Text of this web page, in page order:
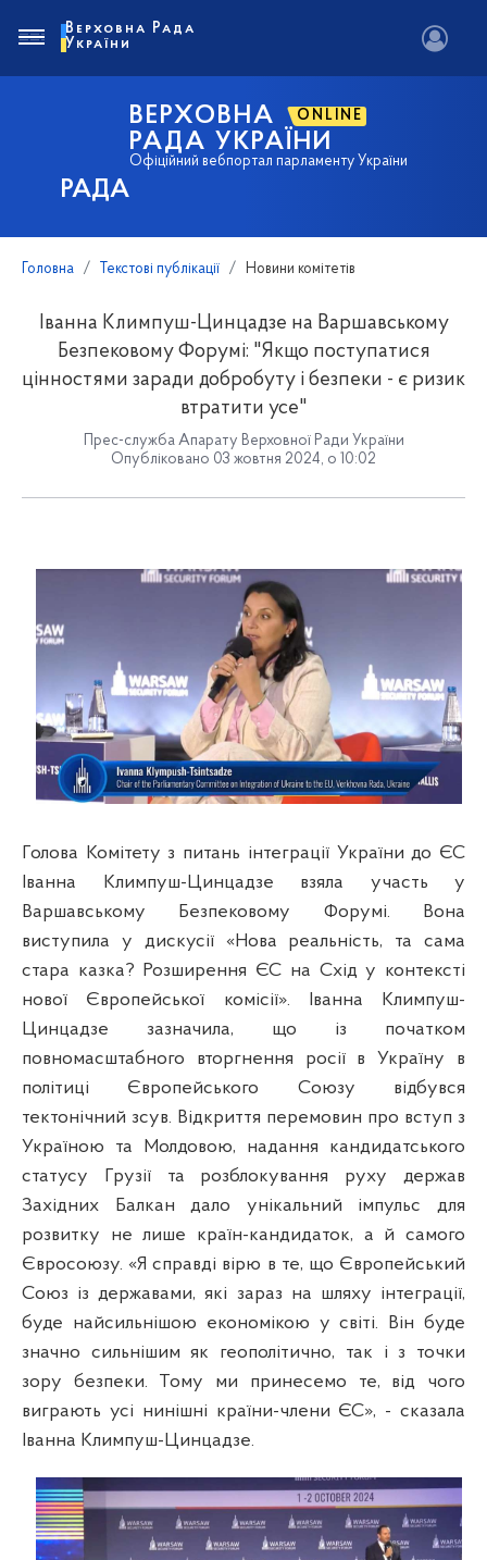
РАДА
ВЕРХОВНА ONLINE
РАДА УКРАЇНИ
Офіційний вебпортал парламенту України
Верховна Рада
України
Головна Текстові публікації Новини комітетів
Іванна Климпуш-Цинцадзе на Варшавському
Безпековому Форумі: "Якщо поступатися
цінностями заради добробуту і безпеки - є ризик
втратити усе"
Прес-служба Апарату Верховної Ради України
Опубліковано 03 жовтня 2024, о 10:02
Голова Комітету з питань інтеграції України до ЄС
Іванна Климпуш-Цинцадзе взяла участь у
Варшавському Безпековому Форумі. Вона
виступила у дискусії «Нова реальність, та сама
стара казка? Розширення ЄС на Схід у контексті
нової Європейської комісії». Іванна Климпуш-
Цинцадзе зазначила, що із початком
повномасштабного вторгнення росії в Україну в
політиці Європейського Союзу відбувся
тектонічний зсув. Відкриття перемовин про вступ з
Україною та Молдовою, надання кандидатського
статусу Грузії та розблокування руху держав
Західних Балкан дало унікальний імпульс для
розвитку не лише країн-кандидаток, а й самого
Євросоюзу. «Я справді вірю в те, що Європейський
Союз із державами, які зараз на шляху інтеграції,
буде найсильнішою економікою у світі. Він буде
значно сильнішим як геополітично, так і з точки
зору безпеки. Тому ми принесемо те, від чого
виграють усі нинішні країни-члени ЄС», - сказала
Іванна Климпуш-Цинцадзе.